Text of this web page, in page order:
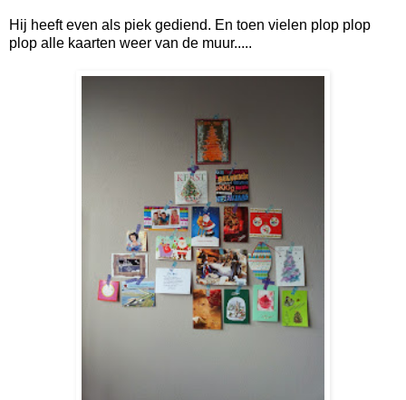
Hij heeft even als piek gediend. En toen vielen plop plop
plop alle kaarten weer van de muur.....